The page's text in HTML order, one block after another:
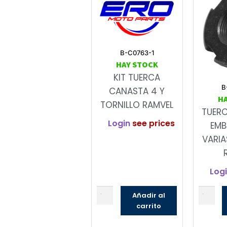
B-C0763-1
HAY STOCK
KIT TUERCA
CANASTA 4 Y
TORNILLO RAMVEL
Login see prices
Añadir al
carrito